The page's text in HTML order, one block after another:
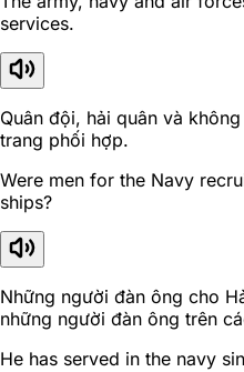
services.
Quân đội, hải quân và
trang phối hợp.
Were men for the Navy
ships?
Những người đàn ông cho
những người đàn ông trên
He has served in the navy